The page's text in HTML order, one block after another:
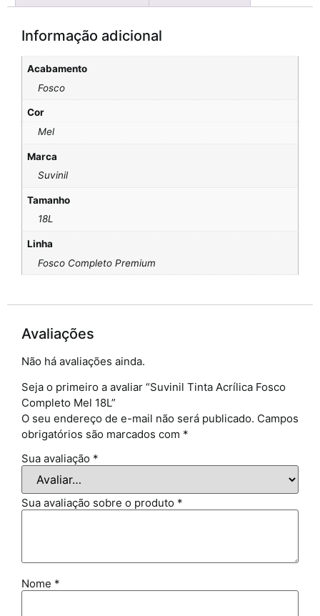
Informação adicional
Acabamento
Fosco
Cor
Mel
Marca
Suvinil
Tamanho
18L
Linha
Fosco Completo Premium
Avaliações
Não há avaliações ainda.
Seja o primeiro a avaliar “Suvinil Tinta Acrílica Fosco
Completo Mel 18L”
O seu endereço de e-mail não será publicado. Campos
obrigatórios são marcados com *
Sua avaliação *
Sua avaliação sobre o produto *
Nome *